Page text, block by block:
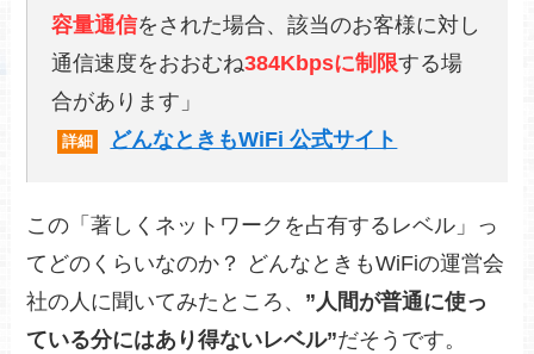
容量通信をされた場合、該当のお客様に対し
通信速度をおおむね384Kbpsに制限する場
合があります」
詳細 どんなときもWiFi 公式サイト
この「著しくネットワークを占有するレベル」っ
てどのくらいなのか？ どんなときもWiFiの運営会
社の人に聞いてみたところ、 ”人間が普通に使っ
ている分にはあり得ないレベル”だそうです。